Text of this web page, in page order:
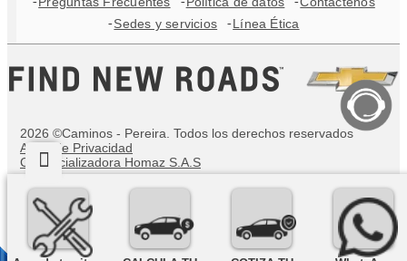
Sedes y servicios
Línea Ética
2026 ©Caminos - Pereira. Todos los derechos reservados
Aviso de Privacidad
Comercializadora Homaz S.A.S